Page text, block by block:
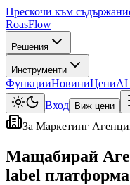
Прескочи към
RoasFlow
Решения
Инструменти
ФункцииНовиниЦениAI
Вход
Виж цени
За Маркетинг
Мащабирай
label платформа